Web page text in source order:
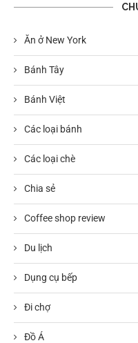
Ăn ở New York
Bánh Tây
Bánh Việt
Các loại bánh
Các loại chè
Chia sẻ
Coffee shop review
Du lịch
Dụng cụ bếp
Đi chợ
Đồ Á